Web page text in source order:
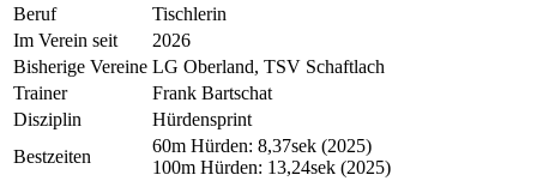
Beruf
Tischlerin
Im Verein seit
2026
Bisherige Vereine LG Oberland, TSV Schaftlach
Trainer
Frank Bartschat
Disziplin
Hürdensprint
Bestzeiten
60m Hürden: 8,37sek (2025)
100m Hürden: 13,24sek (2025)